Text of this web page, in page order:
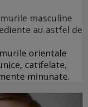
masculine
au astfel de
orientale
catifelate,
minunate.